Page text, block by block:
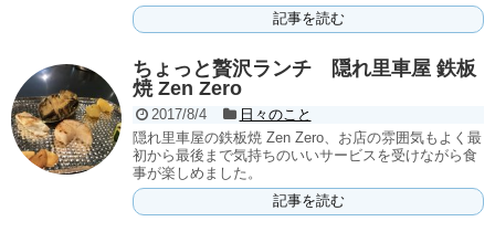
記事を読む
ちょっと贅沢ランチ 隠れ里車屋 鉄板
焼 Zen Zero
2017/8/4
日々のこと
隠れ里車屋の鉄板焼 Zen Zero、お店の雰囲気もよく最
初から最後まで気持ちのいいサービスを受けながら食
事が楽しめました。
記事を読む